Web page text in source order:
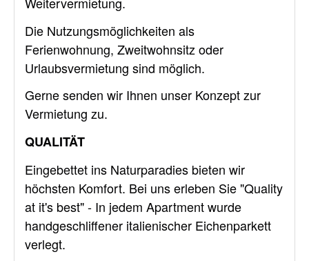
Die Nutzungsmöglichkeiten als
Ferienwohnung, Zweitwohnsitz oder
Urlaubsvermietung sind möglich.
Gerne senden wir Ihnen unser Konzept zur
Vermietung zu.
QUALITÄT
Eingebettet ins Naturparadies bieten wir
höchsten Komfort. Bei uns erleben Sie "Quality
at it's best" - In jedem Apartment wurde
handgeschliffener italienischer Eichenparkett
verlegt.